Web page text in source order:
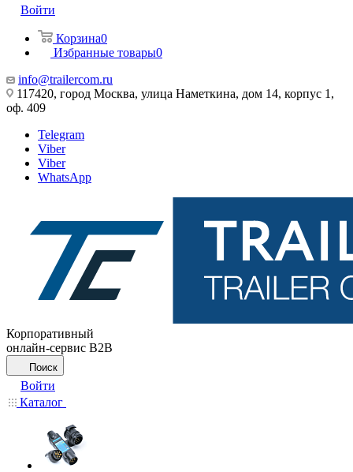
Войти
Корзина0
Избранные товары0
info@trailercom.ru
117420, город Москва, улица Наметкина, дом 14, корпус 1,
оф. 409
Telegram
Viber
Viber
WhatsApp
Корпоративный
онлайн-сервис B2B
Поиск
Войти
Каталог